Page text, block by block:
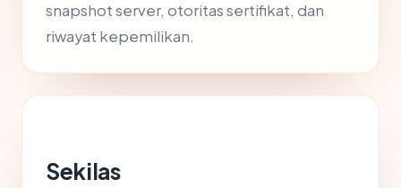
snapshot server, otoritas sertifikat, dan
riwayat kepemilikan.
Sekilas